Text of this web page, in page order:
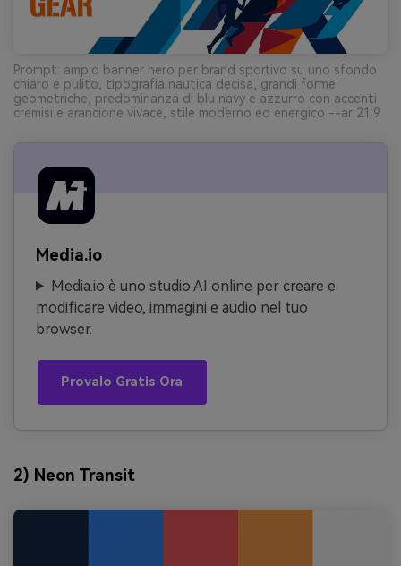
Prompt: ampio banner hero per brand sportivo su uno sfondo
chiaro e pulito, tipografia nautica decisa, grandi forme
geometriche, predominanza di blu navy e azzurro con accenti
cremisi e arancione vivace, stile moderno ed energico --ar 21:9
Media.io
Media.io è uno studio AI online per creare e
modificare video, immagini e audio nel tuo
browser.
Provalo Gratis Ora
2) Neon Transit